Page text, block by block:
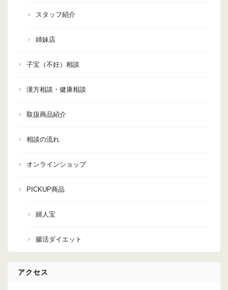
スタッフ紹介
姉妹店
子宝（不妊）相談
漢方相談・健康相談
取扱商品紹介
相談の流れ
オンラインショップ
PICKUP商品
婦人宝
腸活ダイエット
アクセス